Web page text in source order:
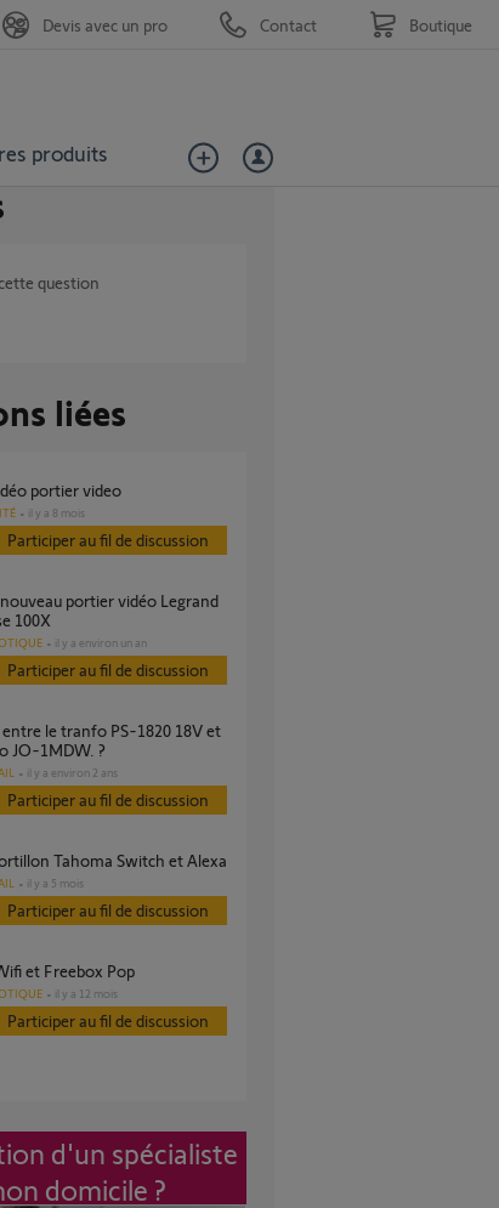
produits
Devis avec un pro Contact Boutique
question
liées
portier video
il y a 8 mois
Participer au fil de discussion
100X
il y a environ un an
Participer au fil de discussion
JO-1MDW. ?
il y a environ 2 ans
Participer au fil de discussion
Tahoma Switch et Alexa
il y a 5 mois
Participer au fil de discussion
et Freebox Pop
il y a 12 mois
Participer au fil de discussion
d'un spécialiste
domicile ?